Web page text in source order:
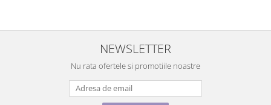
NEWSLETTER
Nu rata ofertele si promotiile noastre